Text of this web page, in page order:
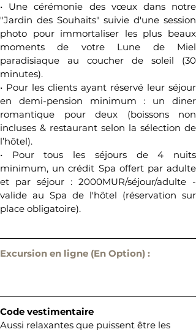
• Une cérémonie des vœux dans notre
"Jardin des Souhaits" suivie d'une session
photo pour immortaliser les plus beaux
moments de votre Lune de Miel
paradisiaque au coucher de soleil (30
minutes).
• Pour les clients ayant réservé leur séjour
en demi-pension minimum : un diner
romantique pour deux (boissons non
incluses & restaurant selon la sélection de
l’hôtel).
• Pour tous les séjours de 4 nuits
minimum, un crédit Spa offert par adulte
et par séjour : 2000MUR/séjour/adulte -
valide au Spa de l'hôtel (réservation sur
place obligatoire).
Excursion en ligne (En Option) :
Code vestimentaire
Aussi relaxantes que puissent être les